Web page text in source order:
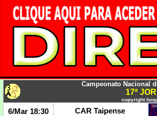
Campeonato Nacional
17ª
copyright
6/Mar 18:30 CAR Taipense